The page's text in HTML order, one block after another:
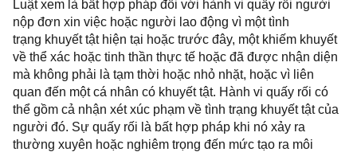
Luật xem là bất hợp pháp đối với hành vi quấy rối người
nộp đơn xin việc hoặc người lao động vì mộttình
trạng khuyết tật hiện tại hoặc trước đây, một khiếm khuyết
về thể xác hoặc tinh thần thực tế hoặc đã được nhận diện
mà không phải là tạm thời hoặc nhỏ nhặt, hoặc vì liên
quan đến một cá nhân có khuyết tật. Hành vi quấy rối có
thể gồm cả nhận xét xúc phạm về tình trạng khuyết tật của
người đó. Sự quấy rối là bất hợp pháp khi nó xảy ra
thường xuyên hoặc nghiêm trọng đến mức tạo ra môi